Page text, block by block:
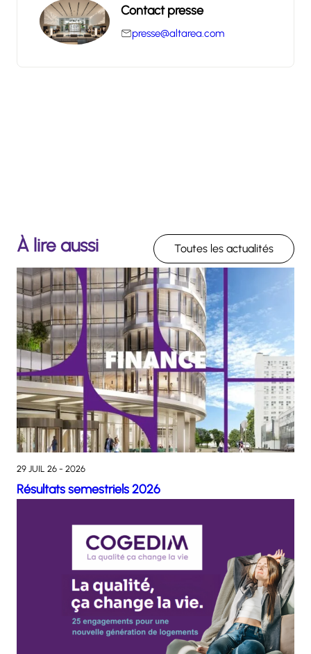
Contact presse
presse@altarea.com
À lire aussi Toutes les actualités
29 JUIL 26 - 2026
Résultats semestriels 2026